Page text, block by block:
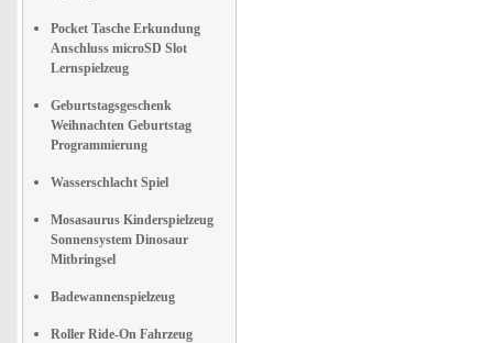
Pocket Tasche Erkundung
Anschluss microSD Slot
Lernspielzeug
Geburtstagsgeschenk
Weihnachten Geburtstag
Programmierung
Wasserschlacht Spiel
Mosasaurus Kinderspielzeug
Sonnensystem Dinosaur
Mitbringsel
Badewannenspielzeug
Roller Ride-On Fahrzeug